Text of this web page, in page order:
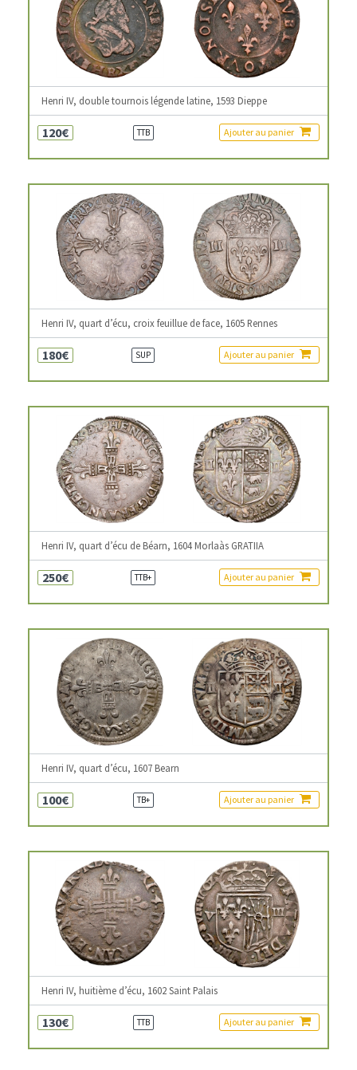
Henri IV, double tournois légende latine, 1593 Dieppe
120€ TTB Ajouter au panier
Henri IV, quart d’écu, croix feuillue de face, 1605 Rennes
180€ SUP Ajouter au panier
Henri IV, quart d’écu de Béarn, 1604 Morlaàs GRATIIA
250€ TTB+ Ajouter au panier
Henri IV, quart d’écu, 1607 Bearn
100€ TB+ Ajouter au panier
Henri IV, huitième d’écu, 1602 Saint Palais
130€ TTB Ajouter au panier